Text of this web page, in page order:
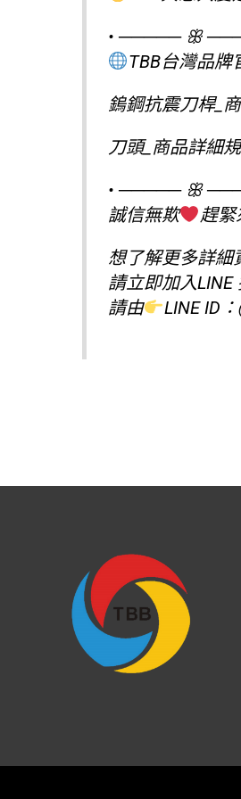
• ───── ꕥ
TBB台灣品牌
鎢鋼抗震刀桿_
刀頭_商品詳細
• ───── ꕥ
誠信無欺
趕緊
想了解更多詳細
請立即加入LINE
請由
LINE ID